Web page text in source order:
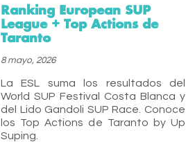
Ranking European SUP
League + Top Actions de
Taranto
8 mayo, 2026
La ESL suma los resultados del
World SUP Festival Costa Blanca y
del Lido Gandoli SUP Race. Conoce
los Top Actions de Taranto by Up
Suping.